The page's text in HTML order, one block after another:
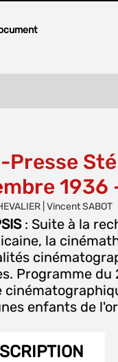
Presse
1936
| Vincent SABOT
: Suite à la
la
Programme du
enfants de